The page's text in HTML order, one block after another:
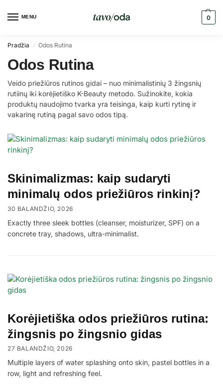
MENU 0
Pradžia / Odos Rutina
Odos Rutina
Veido priežiūros rutinos gidai – nuo minimalistinių 3 žingsnių
rutiinų iki korėjietiško K-Beauty metodo. Sužinokite, kokia
produktų naudojimo tvarka yra teisinga, kaip kurti rytinę ir
vakarinę rutiną pagal savo odos tipą.
Skinimalizmas: kaip sudaryti
minimalų odos priežiūros rinkinį?
30 BALANDŽIO, 2026
Exactly three sleek bottles (cleanser, moisturizer, SPF) on a
concrete tray, shadows, ultra-minimalist.
Korėjietiška odos priežiūros rutina:
žingsnis po žingsnio gidas
27 BALANDŽIO, 2026
Multiple layers of water splashing onto skin, pastel bottles in a
row, light and refreshing feel.